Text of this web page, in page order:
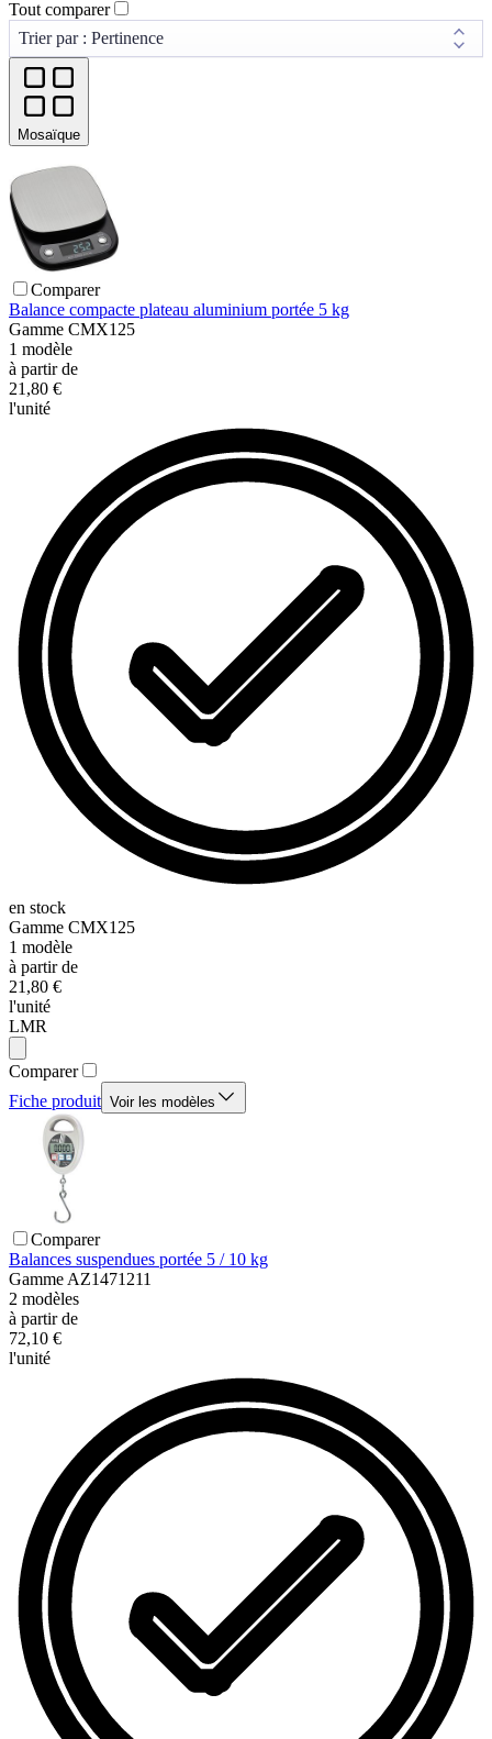
Tout comparer
Mosaïque
Comparer
Balance compacte plateau aluminium portée 5 kg
Gamme CMX125
1 modèle
à partir de
21,80 €
l'unité
en stock
Gamme CMX125
1 modèle
à partir de
21,80 €
l'unité
LMR
Comparer
Fiche produit Voir les modèles
Comparer
Balances suspendues portée 5 / 10 kg
Gamme AZ1471211
2 modèles
à partir de
72,10 €
l'unité